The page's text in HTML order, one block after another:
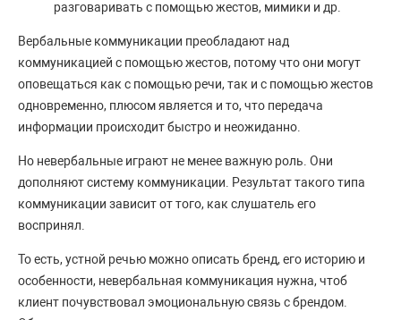
разговаривать с помощью жестов, мимики и др.
Вербальные коммуникации преобладают над
коммуникацией с помощью жестов, потому что они могут
оповещаться как с помощью речи, так и с помощью жестов
одновременно, плюсом является и то, что передача
информации происходит быстро и неожиданно.
Но невербальные играют не менее важную роль. Они
дополняют систему коммуникации. Результат такого типа
коммуникации зависит от того, как слушатель его
воспринял.
То есть, устной речью можно описать бренд, его историю и
особенности, невербальная коммуникация нужна, чтоб
клиент почувствовал эмоциональную связь с брендом.